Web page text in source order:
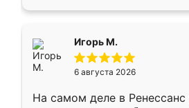
Игорь М.
6 августа 2026
На самом деле в